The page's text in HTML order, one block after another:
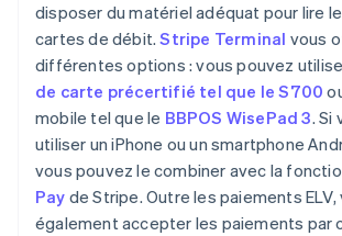
disposer du matériel adéquat pour lire
cartes de débit.Stripe Terminal vous
différentes options : vous pouvez
de carte précertifié tel que le S700
mobile tel que le BBPOS WisePad 3. Si
utiliser un iPhone ou un smartphone
vous pouvez le combiner avec la
Pay de Stripe. Outre les paiements
également accepter les paiements par